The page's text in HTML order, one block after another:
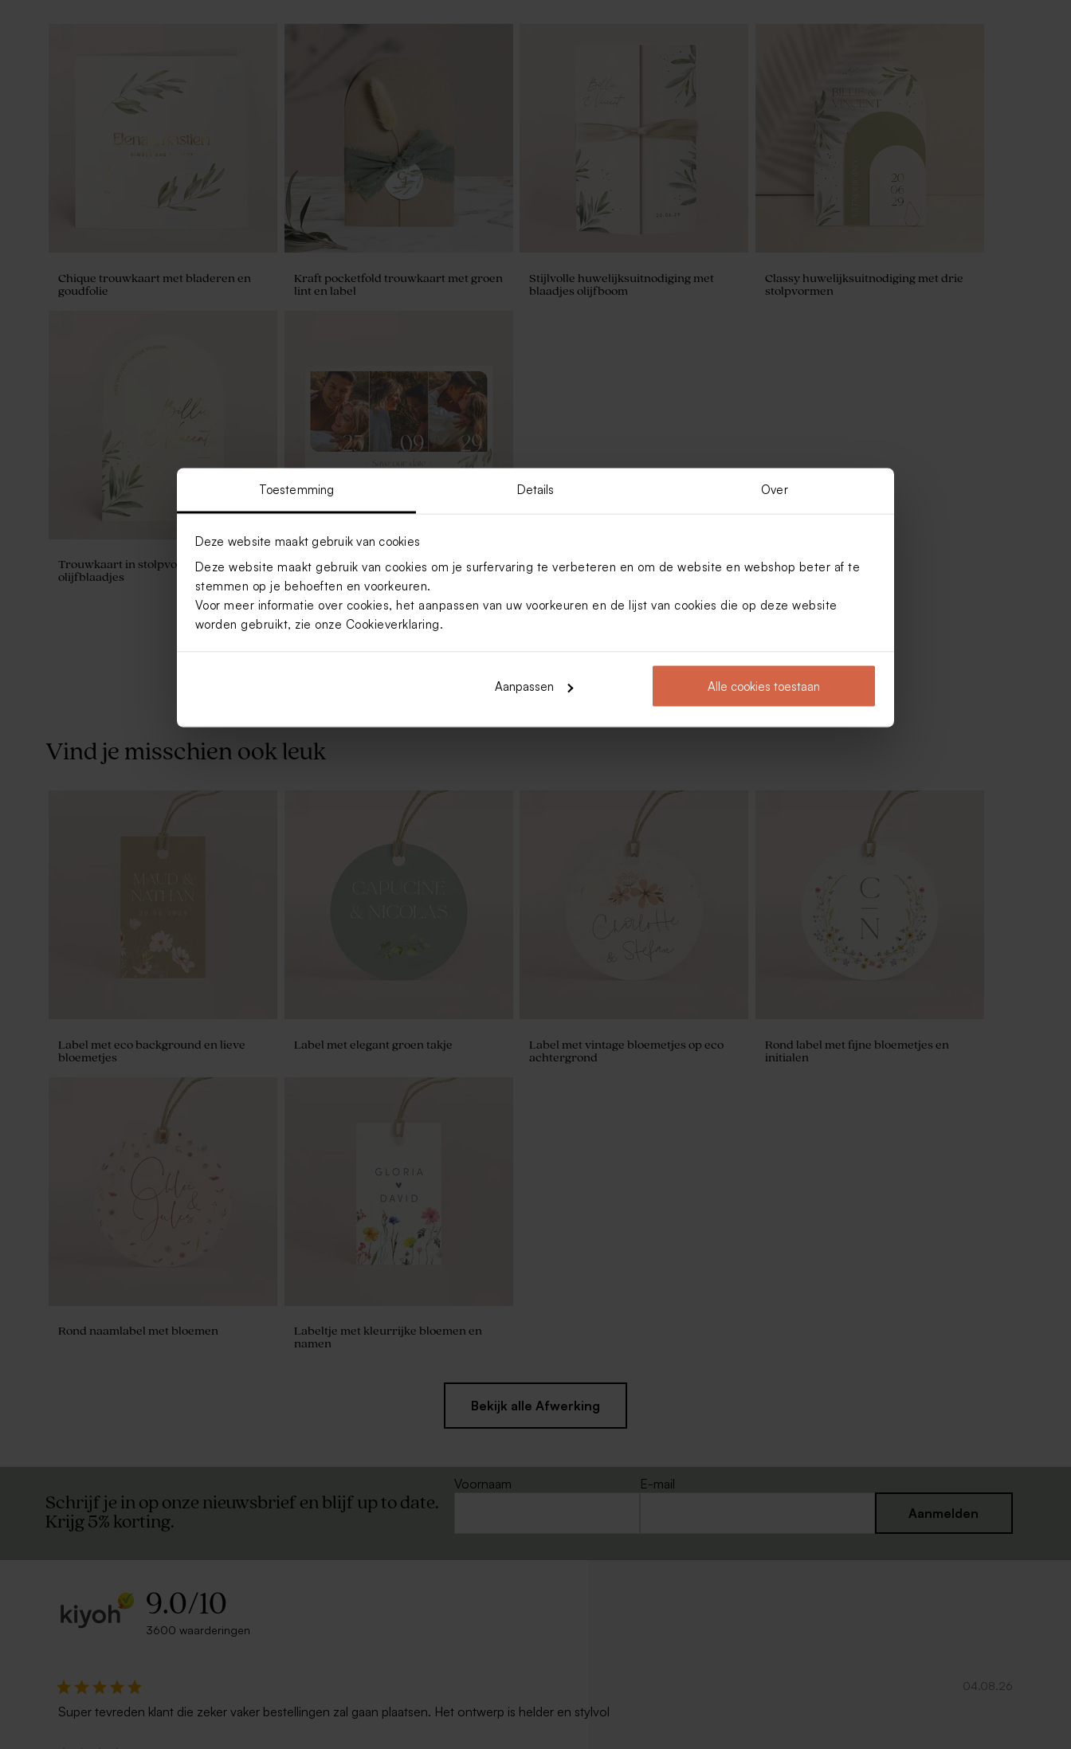
Toestemming Details Over
Deze website maakt gebruik van cookies
Deze website maakt gebruik van cookies om je surfervaring te verbeteren en om de website en webshop beter af te
stemmen op je behoeften en voorkeuren.
Voor meer informatie over cookies, het aanpassen van uw voorkeuren en de lijst van cookies die op deze website
worden gebruikt, zie onze Cookieverklaring.
Aanpassen Alle cookies toestaan
Chique trouwkaart met bladeren en
goudfolie
Kraft pocketfold trouwkaart met groen
lint en label
Stijlvolle huwelijksuitnodiging met
blaadjes olijfboom
Classy huwelijksuitnodiging met drie
stolpvormen
Trouwkaart in stolpvorm met fijne
olijfblaadjes
Save the date kaart met foto's en takje
namen en blaadjes
Ronde naamsticker met initialen en
Vind je misschien ook leuk
Label met eco background en lieve
bloemetjes
Label met elegant groen takje
Label met vintage bloemetjes op eco
achtergrond
Rond label met fijne bloemetjes en
initialen
Rond naamlabel met bloemen
Labeltje met kleurrijke bloemen en
namen
Bekijk alle Afwerking
Schrijf je in op onze nieuwsbrief en blijf up to date.
Krijg 5% korting.
Voornaam
E-mail
Aanmelden
9.0/10
3600 waarderingen
04.08.26
Super tevreden klant die zeker vaker bestellingen zal gaan plaatsen. Het ontwerp is helder en stylvol